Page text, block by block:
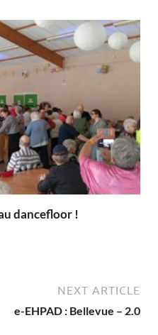
dancefloor !
NEXT ARTICLE
e-EHPAD : Bellevue – 2.0